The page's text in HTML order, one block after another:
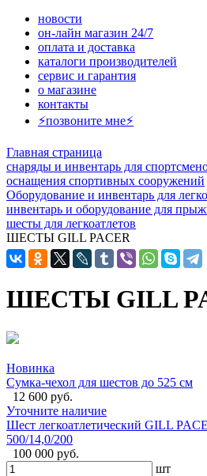
новости
он-лайн магазин 24/7
оплата и доставка
каталоги производителей
сервис и гарантия
о магазине
контакты
⚡позвоните мне⚡
Главная страница
снаряды и инвентарь для
оснащения спортивных сооружений
Оборудование и инвентарь для
инвентарь и оборудование для
шесты для легкоатлетов
ШЕСТЫ GILL PACER
ШЕСТЫ GILL
Новинка
Сумка-чехол для шестов до 525 см
12 600 руб.
Уточните наличие
Шест легкоатлетический GILL
500/14,0/200
100 000 руб.
шт